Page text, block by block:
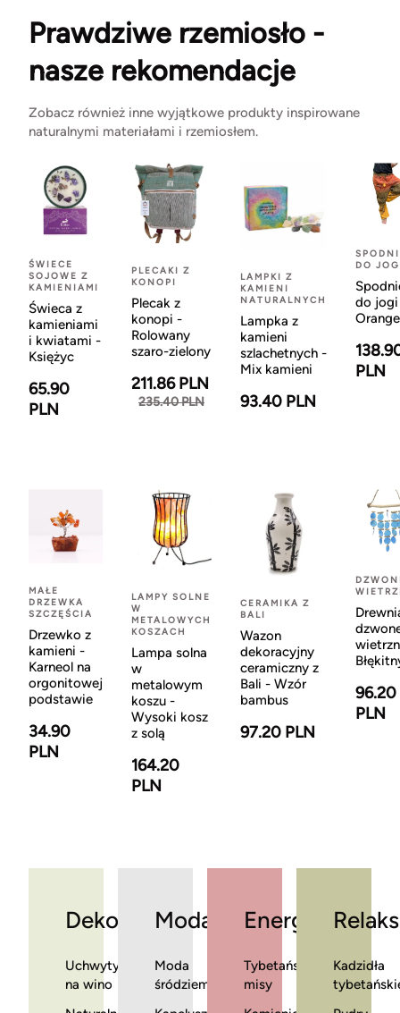
Prawdziwe rzemiosło -
nasze rekomendacje
Zobacz również inne wyjątkowe produkty inspirowane
naturalnymi materiałami i rzemiosłem.
ŚWIECE
SOJOWE Z
KAMIENIAMI
Świeca z
kamieniami
i kwiatami -
Księżyc
65.90
PLN
PLECAKI Z
KONOPI
Plecak z
konopi -
Rolowany
szaro-zielony
211.86 PLN
235.40 PLN
LAMPKI Z
KAMIENI
NATURALNYCH
Lampka z
kamieni
szlachetnych -
Mix kamieni
93.40 PLN
DO
do
Orange
PLN
MAŁE
DRZEWKA
SZCZĘŚCIA
Drzewko z
kamieni -
Karneol na
orgonitowej
podstawie
34.90
PLN
LAMPY SOLNE
W
METALOWYCH
KOSZACH
Lampa solna
w
metalowym
koszu -
Wysoki kosz
z solą
164.20
PLN
CERAMIKA Z
BALI
Wazon
dekoracyjny
ceramiczny z
Bali - Wzór
bambus
97.20 PLN
96.20
PLN
Dekoracje
Uchwyty
na wino
Moda
Moda
śródziemnomorska
Energia
Tybetańskie
misy
Relaks
Kadzidła